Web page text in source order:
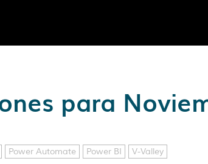
para
Power Automate Power BI V-Valley